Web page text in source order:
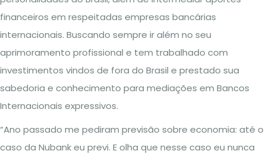
financeiros em respeitadas empresas bancárias
internacionais. Buscando sempre ir além no seu
aprimoramento profissional e tem trabalhado com
investimentos vindos de fora do Brasil e prestado sua
sabedoria e conhecimento para mediações em Bancos
Internacionais expressivos.
“Ano passado me pediram previsão sobre economia: até o
caso da Nubank eu previ. E olha que nesse caso eu nunca